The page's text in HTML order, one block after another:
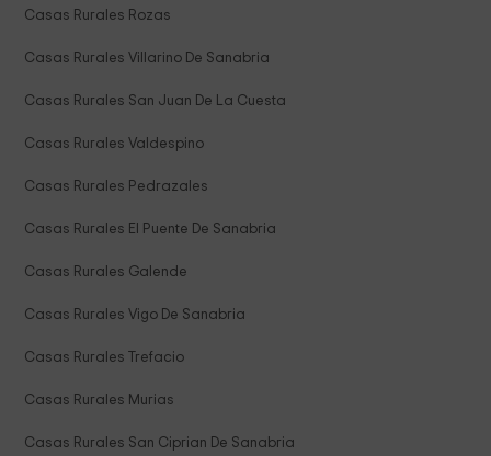
Casas Rurales Rozas
Casas Rurales Villarino De Sanabria
Casas Rurales San Juan De La Cuesta
Casas Rurales Valdespino
Casas Rurales Pedrazales
Casas Rurales El Puente De Sanabria
Casas Rurales Galende
Casas Rurales Vigo De Sanabria
Casas Rurales Trefacio
Casas Rurales Murias
Casas Rurales San Ciprian De Sanabria